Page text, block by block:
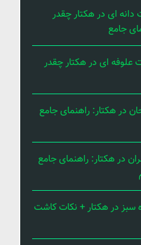
دانه ای در هکتار چقدر
جامع
علوفه ای در هکتار چقدر
در هکتار: راهنمای جامع
در هکتار: راهنمای جامع
سبز در هکتار + نکات کاشت